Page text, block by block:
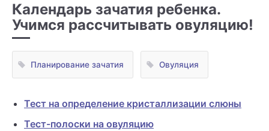
ГДЕ КУПИТЬ?
Календарь зачатия ребенка.
Учимся рассчитывать овуляцию!
Планирование зачатия Овуляция
Тест на определение кристаллизации слюны
Тест-полоски на овуляцию